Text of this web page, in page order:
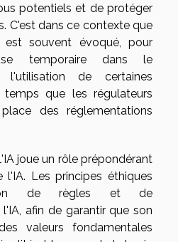
potentiels et de protéger
C'est dans ce contexte que
est souvent évoqué, pour
temporaire dans le
l'utilisation de certaines
que les régulateurs
des réglementations
joue un rôle prépondérant
Les principes éthiques
de règles et de
afin de garantir que son
valeurs fondamentales